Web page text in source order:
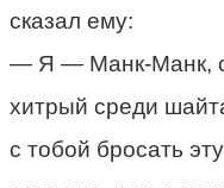
сказал ему:
— Я — Манк-Манк,
хитрый среди
с тобой бросать